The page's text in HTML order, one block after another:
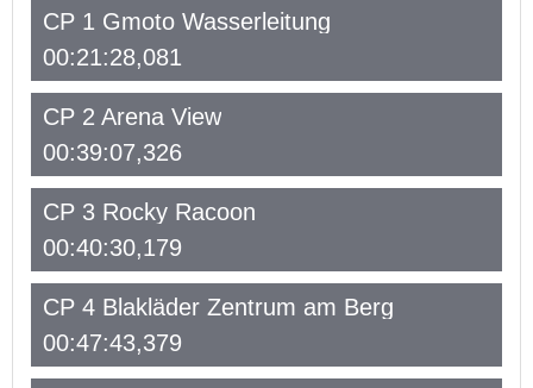
CP 1 Gmoto Wasserleitung
00:21:28,081
CP 2 Arena View
00:39:07,326
CP 3 Rocky Racoon
00:40:30,179
CP 4 Blakläder Zentrum am Berg
00:47:43,379